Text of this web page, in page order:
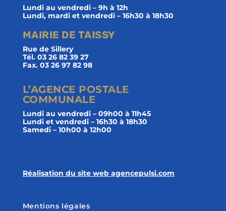
Lundi au vendredi – 9h à 12h
Lundi, mardi et vendredi – 16h30 à 18h30
MAIRIE DE TAISSY
Rue de Sillery
Tél. 03 26 82 39 27
Fax. 03 26 97 82 98
L’AGENCE POSTALE
COMMUNALE
Lundi au vendredi – 09h00 à 11h45
Lundi et vendredi – 16h30 à 18h30
Samedi – 10h00 à 12h00
Réalisation du site web agencepulsi.com
Mentions légales